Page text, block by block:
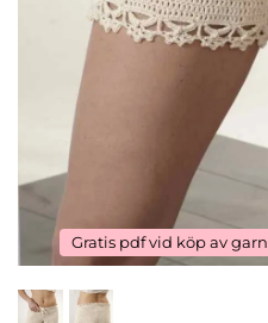
Gratis pdf vid köp av garn